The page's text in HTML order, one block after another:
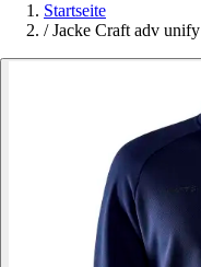
Startseite
/ Jacke Craft adv unify